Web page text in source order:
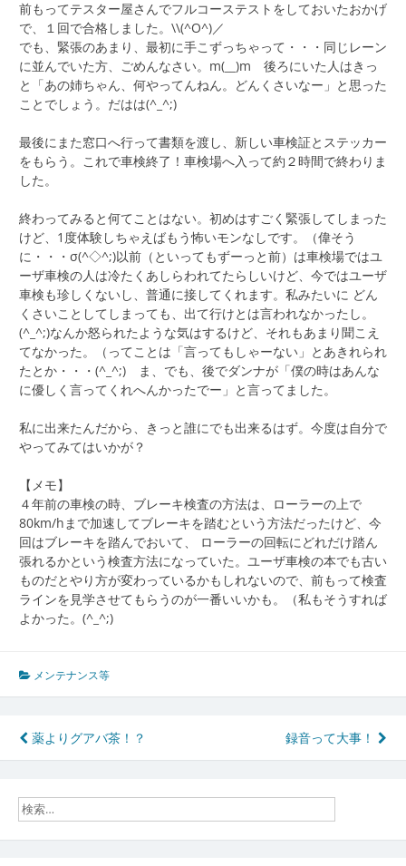
前もってテスター屋さんでフルコーステストをしておいたおかげ
で、１回で合格しました。\\(^O^)／
でも、緊張のあまり、最初に手こずっちゃって・・・同じレーン
に並んでいた方、ごめんなさい。m(__)m 後ろにいた人はきっ
と「あの姉ちゃん、何やってんねん。どんくさいなー」と思った
ことでしょう。だはは(^_^;)
最後にまた窓口へ行って書類を渡し、新しい車検証とステッカー
をもらう。これで車検終了！車検場へ入って約２時間で終わりま
した。
終わってみると何てことはない。初めはすごく緊張してしまった
けど、1度体験しちゃえばもう怖いモンなしです。（偉そう
に・・・σ(^◇^;)以前（といってもずーっと前）は車検場ではユ
ーザ車検の人は冷たくあしらわれてたらしいけど、今ではユーザ
車検も珍しくないし、普通に接してくれます。私みたいに どん
くさいことしてしまっても、出て行けとは言われなかったし。
(^_^;)なんか怒られたような気はするけど、それもあまり聞こえ
てなかった。（ってことは「言ってもしゃーない」とあきれられ
たとか・・・(^_^;) ま、でも、後でダンナが「僕の時はあんな
に優しく言ってくれへんかったでー」と言ってました。
私に出来たんだから、きっと誰にでも出来るはず。今度は自分で
やってみてはいかが？
【メモ】
４年前の車検の時、ブレーキ検査の方法は、ローラーの上で
80km/hまで加速してブレーキを踏むという方法だったけど、今
回はブレーキを踏んでおいて、 ローラーの回転にどれだけ踏ん
張れるかという検査方法になっていた。ユーザ車検の本でも古い
ものだとやり方が変わっているかもしれないので、前もって検査
ラインを見学させてもらうのが一番いいかも。（私もそうすれば
よかった。(^_^;)
メンテナンス等
投
稿
ナ
ビ
薬よりグアバ茶！？ 録音って大事！